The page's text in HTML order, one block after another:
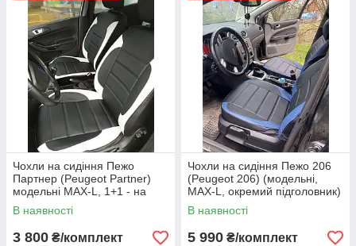
Чохли на сидіння Пежо
Партнер (Peugeot Partner)
модельні MAX-L, 1+1 - на
передні сидіння Чорно-білий
В наявності
3 800 ₴/комплект
Чохли на сидіння Пежо 206
(Peugeot 206) (модельні,
MAX-L, окремий підголовник)
Чорно-синій
В наявності
5 990 ₴/комплект